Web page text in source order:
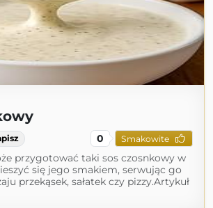
0 Smakowite
przygotować taki sos czosnkowy w
się jego smakiem, serwując go
przekąsek, sałatek czy pizzy.Artykuł